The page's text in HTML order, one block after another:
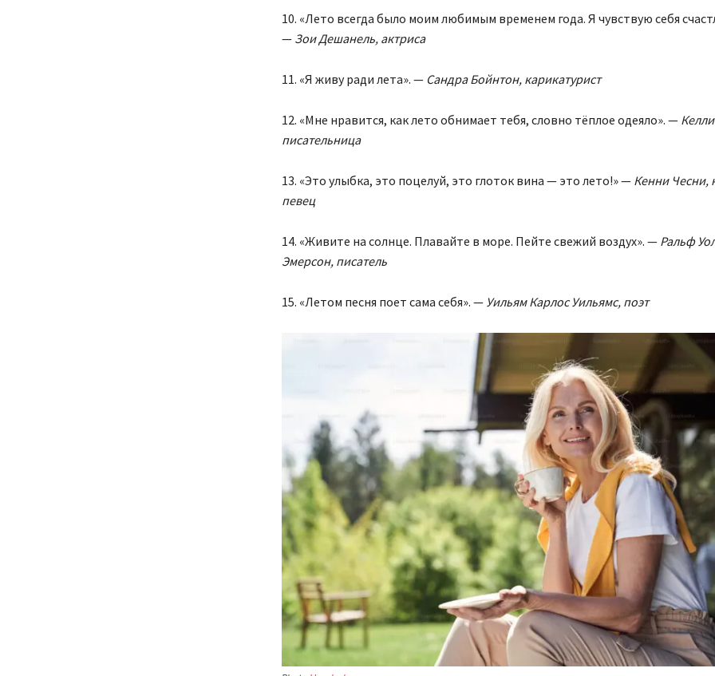
10. «Лето всегда было моим любимым временем года. Я чувствую себя
— Зои Дешанель, актриса
11. «Я живу ради лета». — Сандра Бойнтон, карикатурист
12. «Мне нравится, как лето обнимает тебя, словно тёплое одеяло». —
писательница
13. «Это улыбка, это поцелуй, это глоток вина — это лето!» — Кенни Чесни,
певец
14. «Живите на солнце. Плавайте в море. Пейте свежий воздух». — Ральф
Эмерсон, писатель
15. «Летом песня поет сама себя». — Уильям Карлос Уильямс, поэт